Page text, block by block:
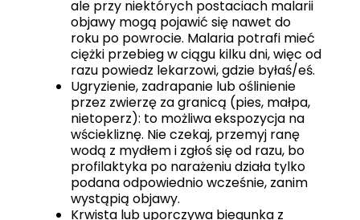
ale przy niektórych postaciach malarii
objawy mogą pojawić się nawet do
roku po powrocie. Malaria potrafi mieć
ciężki przebieg w ciągu kilku dni, więc od
razu powiedz lekarzowi, gdzie byłaś/eś.
Ugryzienie, zadrapanie lub oślinienie
przez zwierzę za granicą (pies, małpa,
nietoperz): to możliwa ekspozycja na
wściekliznę. Nie czekaj, przemyj ranę
wodą z mydłem i zgłoś się od razu, bo
profilaktyka po narażeniu działa tylko
podana odpowiednio wcześnie, zanim
wystąpią objawy.
Krwista lub uporczywa biegunka z